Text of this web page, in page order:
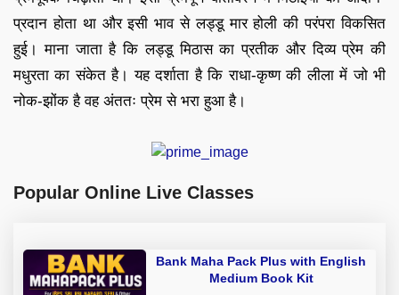
प्रदान होता था और इसी भाव से लड्डू मार होली की परंपरा विकसित
हुई। माना जाता है कि लड्डू मिठास का प्रतीक और दिव्य प्रेम की
मधुरता का संकेत है। यह दर्शाता है कि राधा-कृष्ण की लीला में जो भी
नोक-झोंक है वह अंततः प्रेम से भरा हुआ है।
Popular Online Live Classes
Bank Maha Pack Plus with English
Medium Book Kit